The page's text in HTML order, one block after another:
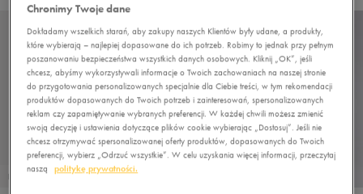
PROMO: DO -30%
Chronimy Twoje dane
Dokładamy wszelkich starań, aby zakupy naszych Klientów były udane, a produkty,
które wybierają – najlepiej dopasowane do ich potrzeb. Robimy to jednak przy pełnym
poszanowaniu bezpieczeństwa wszystkich danych osobowych. Kliknij „OK”, jeśli
chcesz, abyśmy wykorzystywali informacje o Twoich zachowaniach na naszej stronie
do przygotowania personalizowanych specjalnie dla Ciebie treści, w tym rekomendacji
produktów dopasowanych do Twoich potrzeb i zainteresowań, spersonalizowanych
reklam czy zapamiętywanie wybranych preferencji. W każdej chwili możesz zmienić
swoją decyzję i ustawienia dotyczące plików cookie wybierając „Dostosuj”. Jeśli nie
chcesz otrzymywać spersonalizowanej oferty produktów, dopasowanych do Twoich
preferencji, wybierz „Odrzuć wszystkie”. W celu uzyskania więcej informacji, przeczytaj
naszą
politykę prywatności.